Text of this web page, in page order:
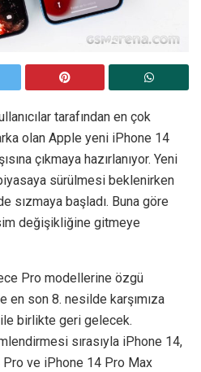
tarafından en çok
olan Apple yeni iPhone 14
çıkmaya hazırlanıyor. Yeni
sürülmesi beklenirken
sızmaya başladı. Buna göre
değişikliğine gitmeye
Pro modellerine özgü
en son 8. nesilde karşımıza
birlikte geri gelecek.
sırasıyla iPhone 14,
ve iPhone 14 Pro Max